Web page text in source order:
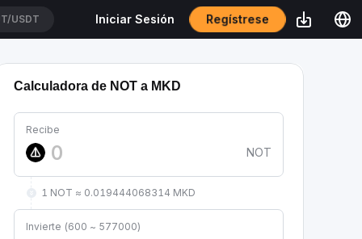
USDT Iniciar Sesión Regístrese
Calculadora de NOT a MKD
Recibe
NOT
1 NOT ≈ 0.019444068314 MKD
Invierte (600 ~ 577000)